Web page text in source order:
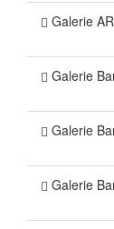
Galerie
Galerie
Galerie
Galerie